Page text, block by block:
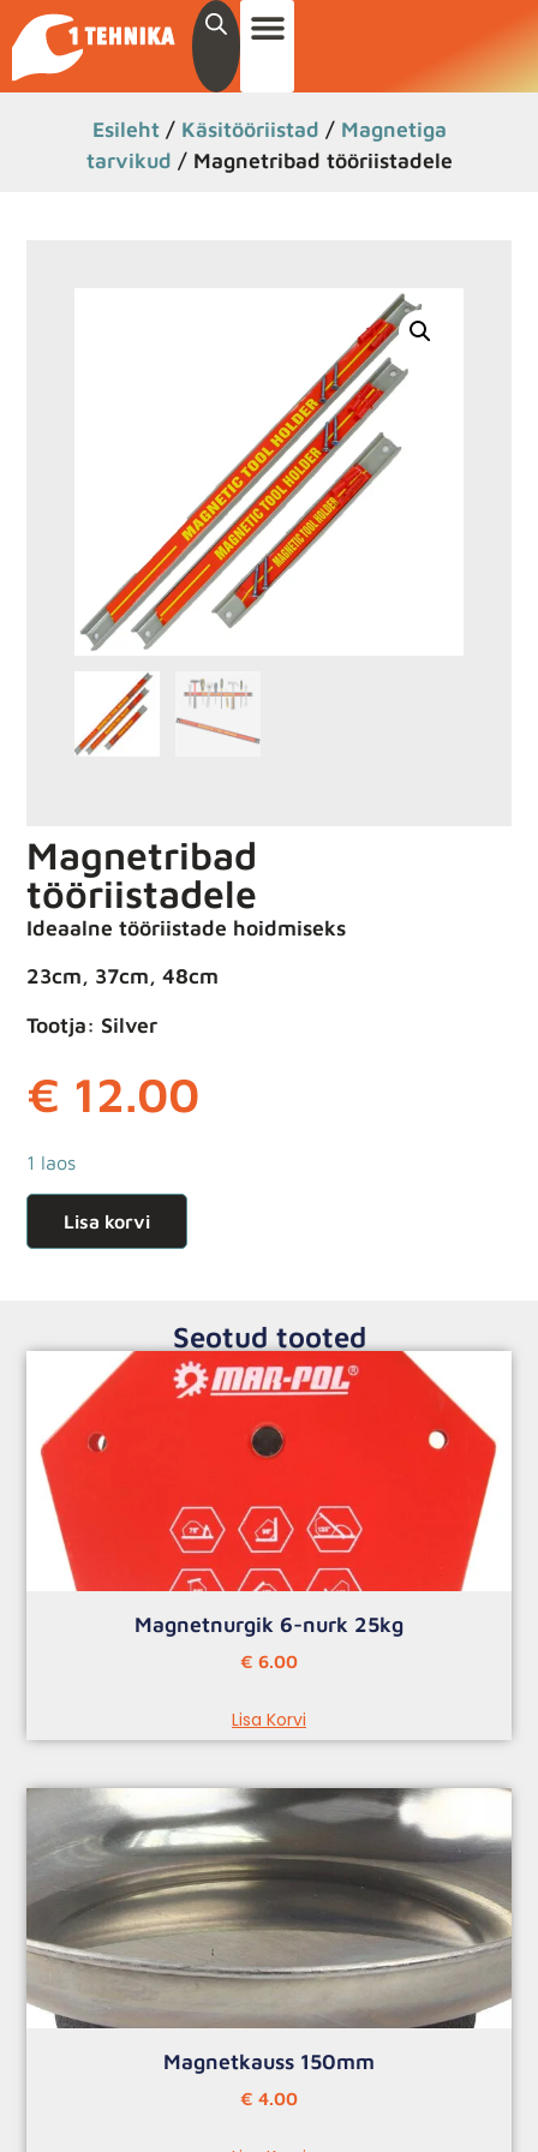
Esileht/ Käsitööriistad / Magnetiga
tarvikud / Magnetribad tööriistadele
Magnetribad
tööriistadele
Ideaalne tööriistade hoidmiseks
23cm, 37cm, 48cm
Tootja: Silver
€ 12.00
1 laos
Lisa korvi
Seotud tooted
Magnetnurgik 6-nurk 25kg
€ 6.00
Lisa Korvi
Magnetkauss 150mm
€ 4.00